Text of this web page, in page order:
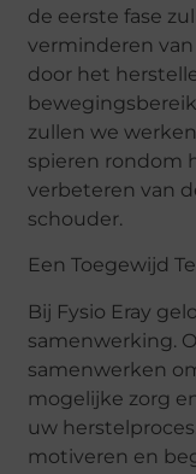
de eerste fase
verminderen
door het
zullen we
spieren rondom
verbeteren van
schouder.
Een Toegewijd
Bij Fysio Eray
samenwerking.
samenwerken
mogelijke zorg
uw
motiveren en